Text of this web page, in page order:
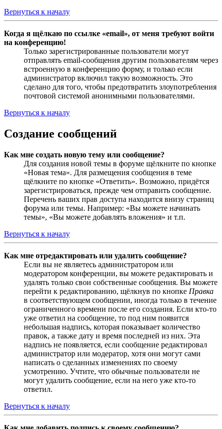
Вернуться к началу
Когда я щёлкаю по ссылке «email», от меня требуют войти
на конференцию!
Только зарегистрированные пользователи могут
отправлять email-сообщения другим пользователям через
встроенную в конференцию форму, и только если
администратор включил такую возможность. Это
сделано для того, чтобы предотвратить злоупотребления
почтовой системой анонимными пользователями.
Вернуться к началу
Создание сообщений
Как мне создать новую тему или сообщение?
Для создания новой темы в форуме щёлкните по кнопке
«Новая тема». Для размещения сообщения в теме
щёлкните по кнопке «Ответить». Возможно, придётся
зарегистрироваться, прежде чем отправить сообщение.
Перечень ваших прав доступа находится внизу страниц
форума или темы. Например: «Вы можете начинать
темы», «Вы можете добавлять вложения» и т.п.
Вернуться к началу
Как мне отредактировать или удалить сообщение?
Если вы не являетесь администратором или
модератором конференции, вы можете редактировать и
удалять только свои собственные сообщения. Вы можете
перейти к редактированию, щёлкнув по кнопке Правка
в соответствующем сообщении, иногда только в течение
ограниченного времени после его создания. Если кто-то
уже ответил на сообщение, то под ним появится
небольшая надпись, которая показывает количество
правок, а также дату и время последней из них. Эта
надпись не появляется, если сообщение редактировал
администратор или модератор, хотя они могут сами
написать о сделанных изменениях по своему
усмотрению. Учтите, что обычные пользователи не
могут удалить сообщение, если на него уже кто-то
ответил.
Вернуться к началу